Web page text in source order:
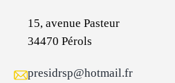
15, avenue Pasteur
34470 Pérols
presidrsp@hotmail.fr